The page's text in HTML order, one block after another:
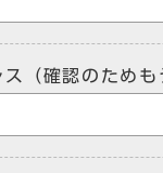
ス（確認のため